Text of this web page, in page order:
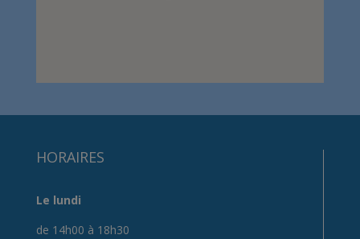
HORAIRES
Le lundi
de 14h00 à 18h30